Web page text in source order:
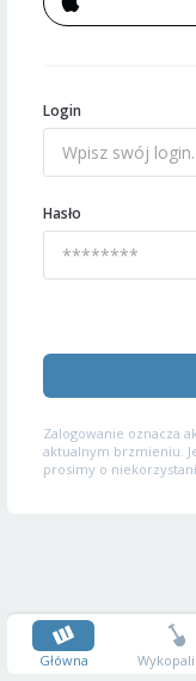
Login
Hasło
Zalogowanie oznacza
aktualnym brzmieniu.
prosimy o
Główna